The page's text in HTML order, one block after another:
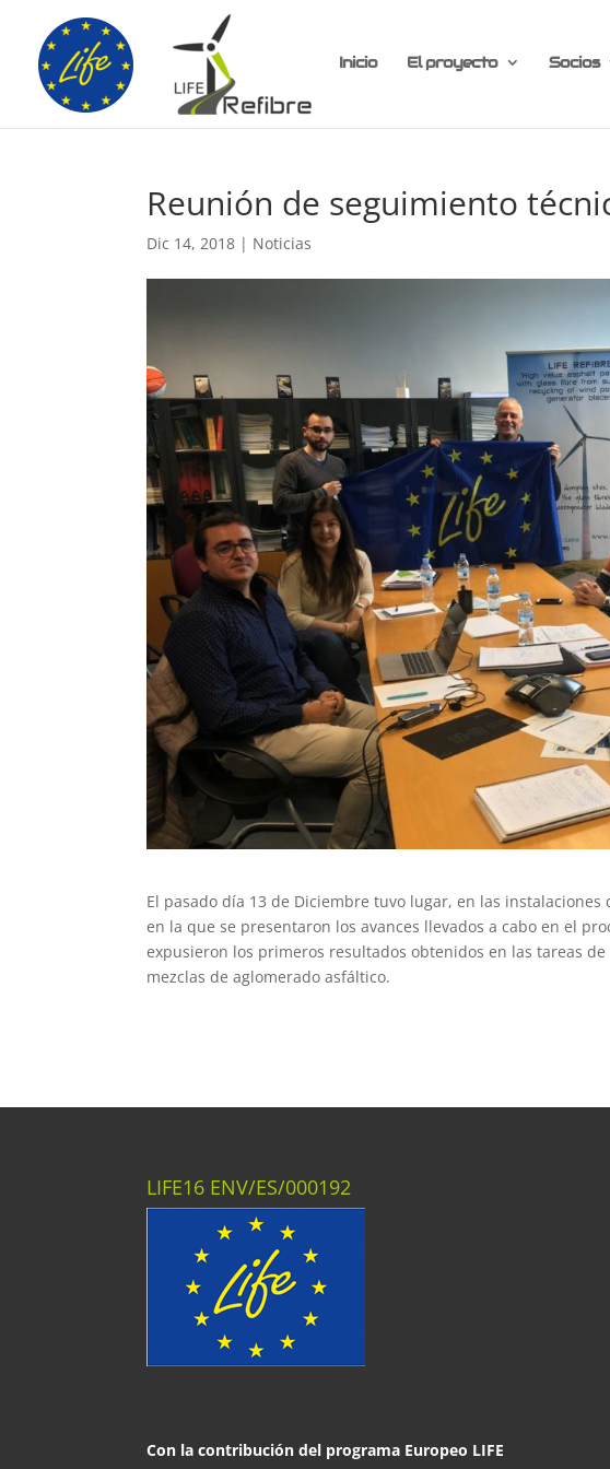
Inicio El proyecto Socios
Reunión de seguimiento
Dic 14, 2018 | Noticias
El pasado día 13 de Diciembre tuvo lugar, en las
en la que se presentaron los avances llevados a cabo en el
expusieron los primeros resultados obtenidos en las tareas
mezclas de aglomerado asfáltico.
LIFE16 ENV/ES/000192
Con la contribución del programa Europeo LIFE